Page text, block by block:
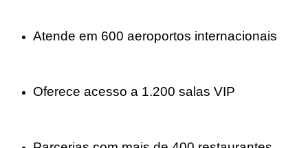
Atende em 600 aeroportos internacionais
Oferece acesso a 1.200 salas VIP